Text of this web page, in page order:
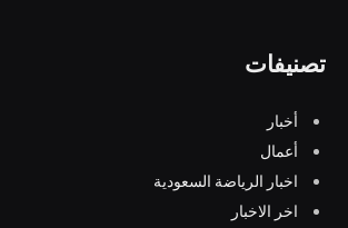
تصنيفات
أخبار
أعمال
اخبار الرياضة السعودية
اخر الاخبار